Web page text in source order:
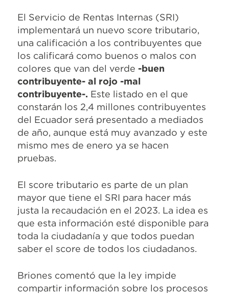
El Servicio de Rentas Internas (SRI)
implementará un nuevo score tributario,
una calificación a los contribuyentes que
los calificará como buenos o malos con
colores que van del verde -buen
contribuyente- al rojo -mal
contribuyente-. Este listado en el que
constarán los 2,4 millones contribuyentes
del Ecuador será presentado a mediados
de año, aunque está muy avanzado y este
mismo mes de enero ya se hacen
pruebas.
El score tributario es parte de un plan
mayor que tiene el SRI para hacer más
justa la recaudación en el 2023. La idea es
que esta información esté disponible para
toda la ciudadanía y que todos puedan
saber el score de todos los ciudadanos.
Briones comentó que la ley impide
compartir información sobre los procesos